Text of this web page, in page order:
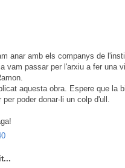
anar amb els companys de
vam passar per l'arxiu a fer una
aquesta obra. Espere que la
poder donar-li un colp d'ull.